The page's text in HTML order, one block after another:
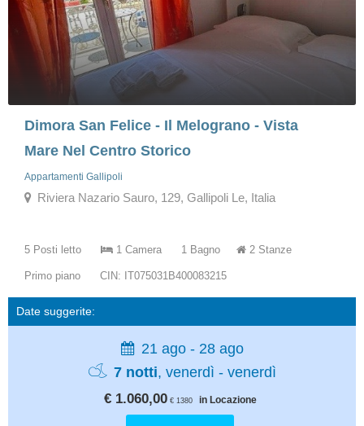
Dimora San Felice - Il Melograno - Vista
Mare Nel Centro Storico
Appartamenti Gallipoli
Riviera Nazario Sauro, 129, Gallipoli Le, Italia
5 Posti letto 1 Camera 1 Bagno 2 Stanze
Primo piano CIN: IT075031B400083215
Date suggerite:
21 ago - 28 ago
7 notti, venerdì - venerdì
€ 1.060,00 € 1380 in Locazione